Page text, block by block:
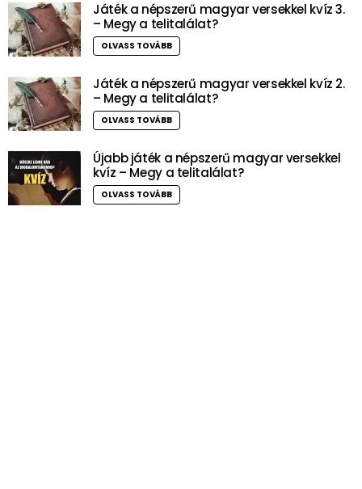
Játék a népszerű magyar versekkel kvíz 3.
– Megy a telitalálat?
OLVASS TOVÁBB
Játék a népszerű magyar versekkel kvíz 2.
– Megy a telitalálat?
OLVASS TOVÁBB
Újabb játék a népszerű magyar versekkel
kvíz – Megy a telitalálat?
OLVASS TOVÁBB